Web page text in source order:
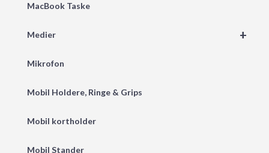
MacBook Taske
+
Medier
Mikrofon
Mobil Holdere, Ringe & Grips
Mobil kortholder
Mobil Stander